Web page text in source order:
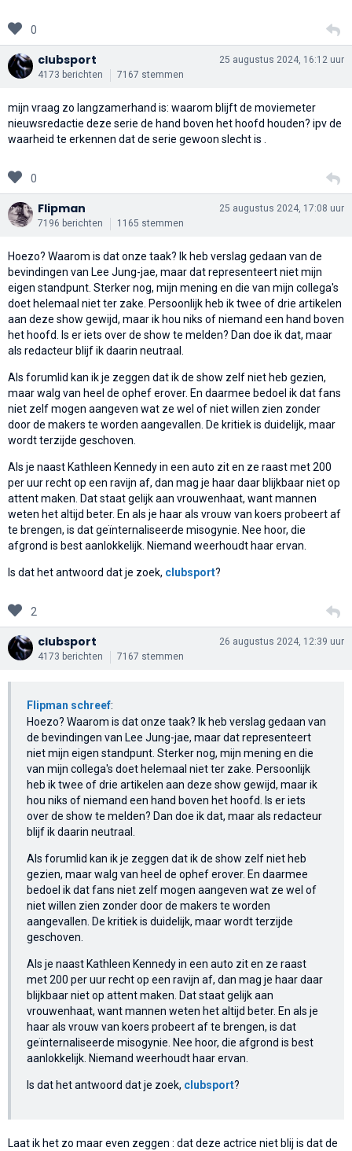
0
clubsport
4173 berichten 7167 stemmen
25 augustus 2024, 16:12 uur
mijn vraag zo langzamerhand is: waarom blijft de moviemeter
nieuwsredactie deze serie de hand boven het hoofd houden? ipv de
waarheid te erkennen dat de serie gewoon slecht is .
0
Flipman
7196 berichten 1165 stemmen
25 augustus 2024, 17:08 uur
Hoezo? Waarom is dat onze taak? Ik heb verslag gedaan van de
bevindingen van Lee Jung-jae, maar dat representeert niet mijn
eigen standpunt. Sterker nog, mijn mening en die van mijn collega's
doet helemaal niet ter zake. Persoonlijk heb ik twee of drie artikelen
aan deze show gewijd, maar ik hou niks of niemand een hand boven
het hoofd. Is er iets over de show te melden? Dan doe ik dat, maar
als redacteur blijf ik daarin neutraal.
Als forumlid kan ik je zeggen dat ik de show zelf niet heb gezien,
maar walg van heel de ophef erover. En daarmee bedoel ik dat fans
niet zelf mogen aangeven wat ze wel of niet willen zien zonder
door de makers te worden aangevallen. De kritiek is duidelijk, maar
wordt terzijde geschoven.
Als je naast Kathleen Kennedy in een auto zit en ze raast met 200
per uur recht op een ravijn af, dan mag je haar daar blijkbaar niet op
attent maken. Dat staat gelijk aan vrouwenhaat, want mannen
weten het altijd beter. En als je haar als vrouw van koers probeert af
te brengen, is dat geïnternaliseerde misogynie. Nee hoor, die
afgrond is best aanlokkelijk. Niemand weerhoudt haar ervan.
Is dat het antwoord dat je zoek, clubsport?
2
clubsport
4173 berichten 7167 stemmen
26 augustus 2024, 12:39 uur
Flipman schreef:
Hoezo? Waarom is dat onze taak? Ik heb verslag gedaan van
de bevindingen van Lee Jung-jae, maar dat representeert
niet mijn eigen standpunt. Sterker nog, mijn mening en die
van mijn collega's doet helemaal niet ter zake. Persoonlijk
heb ik twee of drie artikelen aan deze show gewijd, maar ik
hou niks of niemand een hand boven het hoofd. Is er iets
over de show te melden? Dan doe ik dat, maar als redacteur
blijf ik daarin neutraal.
Als forumlid kan ik je zeggen dat ik de show zelf niet heb
gezien, maar walg van heel de ophef erover. En daarmee
bedoel ik dat fans niet zelf mogen aangeven wat ze wel of
niet willen zien zonder door de makers te worden
aangevallen. De kritiek is duidelijk, maar wordt terzijde
geschoven.
Als je naast Kathleen Kennedy in een auto zit en ze raast
met 200 per uur recht op een ravijn af, dan mag je haar daar
blijkbaar niet op attent maken. Dat staat gelijk aan
vrouwenhaat, want mannen weten het altijd beter. En als je
haar als vrouw van koers probeert af te brengen, is dat
geïnternaliseerde misogynie. Nee hoor, die afgrond is best
aanlokkelijk. Niemand weerhoudt haar ervan.
Is dat het antwoord dat je zoek, clubsport?
Laat ik het zo maar even zeggen : dat deze actrice niet blij is dat de